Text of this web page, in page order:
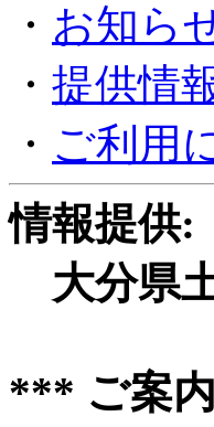
・ お知ら
・ 提供情
・ ご利用
情報提供:
大分県
*** ご案